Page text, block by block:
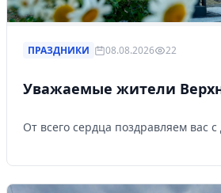
ПРАЗДНИКИ 08.08.2026 22
Уважаемые жители
От всего сердца поздравляем вас